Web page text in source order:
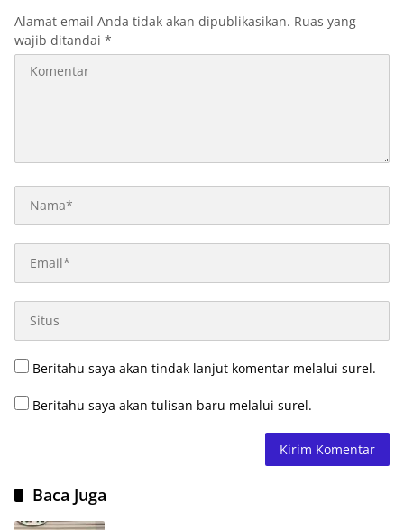
Alamat email Anda tidak akan dipublikasikan. Ruas yang
wajib ditandai *
Beritahu saya akan tindak lanjut komentar melalui surel.
Beritahu saya akan tulisan baru melalui surel.
Baca Juga